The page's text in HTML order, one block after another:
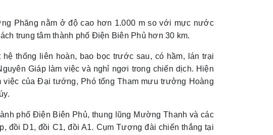
Phăng nằm ở độ cao hơn 1.000 m so với mực nước
trung tâm thành phố Điện Biên Phủ hơn 30 km.
thống liên hoàn, bao bọc trước sau, có hầm, lán trại
Giáp làm việc và nghỉ ngơi trong chiến dịch. Hiện
của Đại tướng, Phó tổng Tham mưu trưởng Hoàng
phố Điện Biên Phủ, thung lũng Mường Thanh và các
đồi D1, đồi C1, đồi A1. Cụm Tượng đài chiến thắng tại